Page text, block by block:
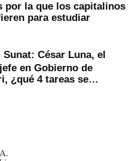
por la que los capitalinos
para estudiar
Sunat: César Luna, el
en Gobierno de
¿qué 4 tareas se